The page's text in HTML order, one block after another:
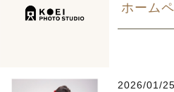
ホーム
2026/01/25